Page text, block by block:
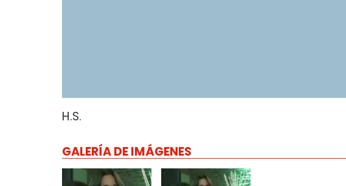
H.S.
GALERÍA DE IMÁGENES